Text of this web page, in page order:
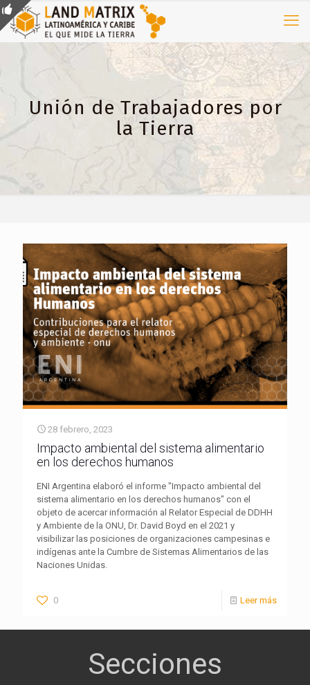
Unión de Trabajadores por
la Tierra
28 febrero, 2023
Impacto ambiental del sistema alimentario
en los derechos humanos
ENI Argentina elaboró el informe "Impacto ambiental del
sistema alimentario en los derechos humanos" con el
objeto de acercar información al Relator Especial de DDHH
y Ambiente de la ONU, Dr. David Boyd en el 2021 y
visibilizar las posiciones de organizaciones campesinas e
indígenas ante la Cumbre de Sistemas Alimentarios de las
Naciones Unidas.
0 Leer más